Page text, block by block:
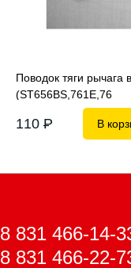
Поводок тяги рычага
(ST656BS,761E,76
110 P В
8 831 466-14-
8 831 466-22-